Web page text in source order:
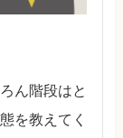
ん階段はと
を教えてく